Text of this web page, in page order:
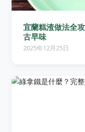
宜蘭糕渣做法全
古早味
2025年12月25日